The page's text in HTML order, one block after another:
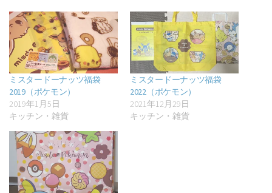
ミスタードーナッツ福袋
2019（ポケモン）
2019年1月5日
キッチン・雑貨
ミスタードーナッツ福袋
2022（ポケモン）
2021年12月29日
キッチン・雑貨